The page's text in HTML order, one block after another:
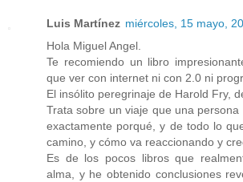
Luis Martínez miércoles, 15 mayo,
Hola Miguel Angel.
Te recomiendo un libro
que ver con internet ni con 2.0 ni
El insólito peregrinaje de Harold Fry,
Trata sobre un viaje que una
exactamente porqué, y de todo lo
camino, y cómo va reaccionando y
Es de los pocos libros que
alma, y he obtenido conclusiones